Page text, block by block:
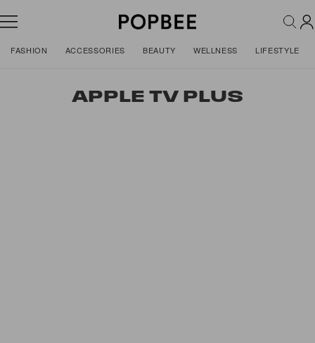
FASHION ACCESSORIES BEAUTY WELLNESS LIFESTYLE
APPLE TV PLUS